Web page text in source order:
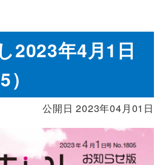
2023年4月1日
公開日 2023年04月01日